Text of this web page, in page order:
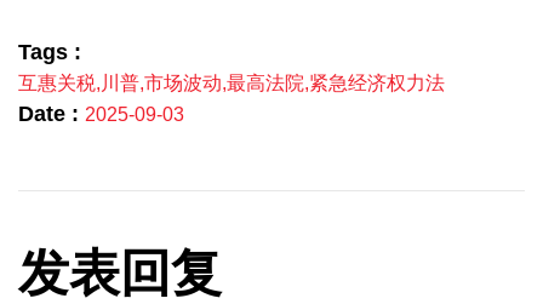
Tags :
互惠关税, 川普,市场波动,最高法院,紧急经济权力法
Date : 2025-09-03
发表回复